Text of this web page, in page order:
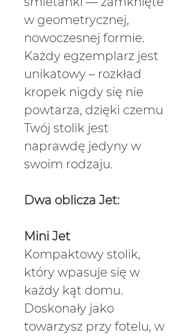
w geometrycznej,
nowoczesnej formie.
Każdy egzemplarz jest
unikatowy – rozkład
kropek nigdy się nie
powtarza, dzięki czemu
Twój stolik jest
naprawdę jedyny w
swoim rodzaju.
Dwa oblicza Jet:
Mini Jet
Kompaktowy stolik,
który wpasuje się w
każdy kąt domu.
Doskonały jako
towarzysz przy fotelu, w